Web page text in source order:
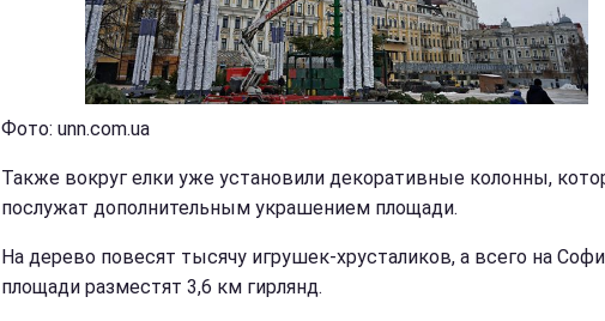
Фото: unn.com.ua
Также вокруг елки уже установили декоративные колонны,
послужат дополнительным украшением площади.
На дерево повесят тысячу игрушек-хрусталиков, а всего на
площади разместят 3,6 км гирлянд.